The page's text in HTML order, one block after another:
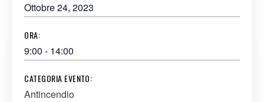
Ottobre 24, 2023
ORA:
9:00 - 14:00
CATEGORIA EVENTO:
Antincendio